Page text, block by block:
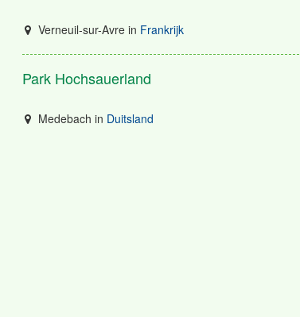
Verneuil-sur-Avre in Frankrijk
Park Hochsauerland
Medebach in Duitsland